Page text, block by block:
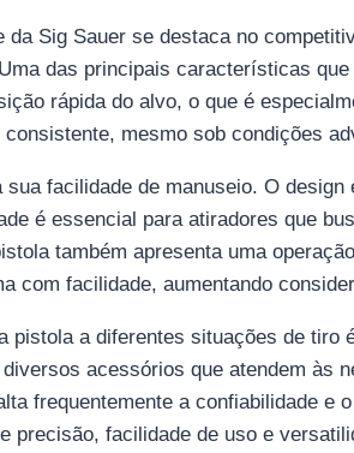
da Sig Sauer se destaca no
das principais características
rápida do alvo, o que é
mesmo sob condições
facilidade de manuseio. O
é essencial para atiradores que
também apresenta uma
com facilidade, aumentando
pistola a diferentes situações de
acessórios que atendem
frequentemente a confiabilidade e
precisão, facilidade de uso e